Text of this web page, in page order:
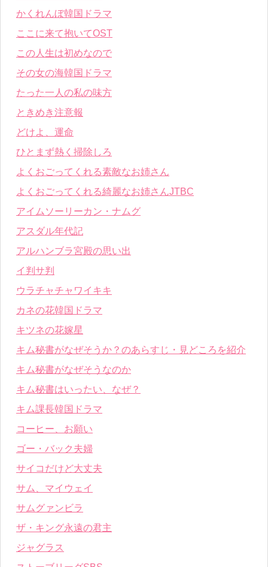
かくれんぼ韓国ドラマ
ここに来て抱いてOST
この人生は初めなので
その女の海韓国ドラマ
たった一人の私の味方
ときめき注意報
どけよ、運命
ひとまず熱く掃除しろ
よくおごってくれる素敵なお姉さん
よくおごってくれる綺麗なお姉さんJTBC
アイムソーリーカン・ナムグ
アスダル年代記
アルハンブラ宮殿の思い出
イ判サ判
ウラチャチャワイキキ
カネの花韓国ドラマ
キツネの花嫁星
キム秘書がなぜそうか？のあらすじ・見どころを紹介
キム秘書がなぜそうなのか
キム秘書はいったい、なぜ？
キム課長韓国ドラマ
コーヒー、お願い
ゴー・バック夫婦
サイコだけど大丈夫
サム、マイウェイ
サムグァンビラ
ザ・キング永遠の君主
ジャグラス